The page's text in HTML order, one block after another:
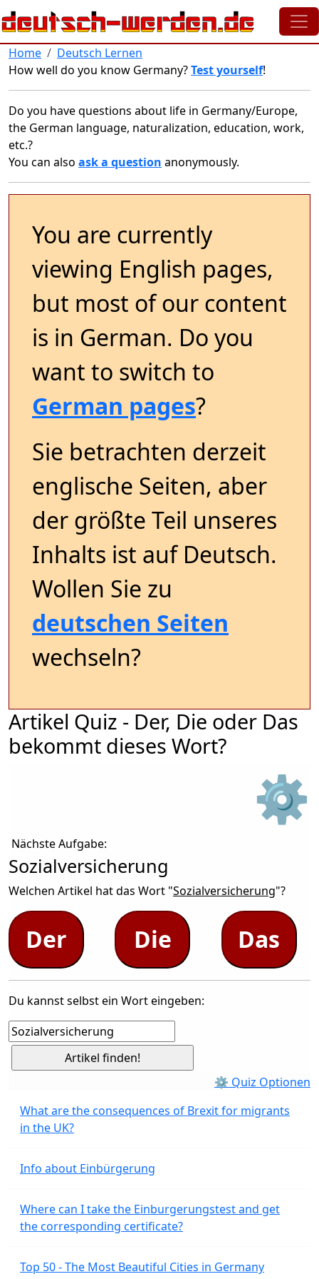
Skip to main content
Home
Deutsch Lernen
How well do you know Germany?Test yourself!
Do you have questions about life in Germany/Europe,
the German language, naturalization, education, work,
etc.?
You can also ask a question anonymously.
You are currently
viewing English pages,
but most of our content
is in German. Do you
want to switch to
German pages?
Sie betrachten derzeit
englische Seiten, aber
der größte Teil unseres
Inhalts ist auf Deutsch.
Wollen Sie zu
deutschen Seiten
wechseln?
Artikel Quiz - Der, Die oder Das
bekommt dieses Wort?
⚙
Nächste Aufgabe:
Sozialversicherung
Welchen Artikel hat das Wort "Sozialversicherung"?
Der Die Das
Du kannst selbst ein Wort eingeben:
⚙ Quiz Optionen
What are the consequences of Brexit for migrants
in the UK?
Info about Einbürgerung
Where can I take the Einburgerungstest and get
the corresponding certificate?
Top 50 - The Most Beautiful Cities in Germany